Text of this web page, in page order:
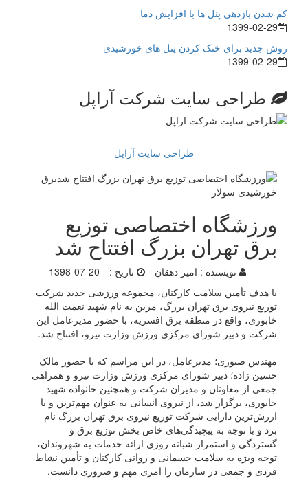
کم شدن بازدهی پنل ها با افزایش دما
1399-02-29
روش جدید برای خنک کردن پنل های خورشیدی
1399-02-29
طراحی سایت شرکت آراپل
طراحی سایت آراپل
ورزشگاه اختصاصی توزیع
برق تهران بزرگ افتتاح شد
نویسنده : امیر دهقان تاریخ :
1398-07-20
با هدف تأمین سلامت کارکنان، مجموعه ورزشی جدید شرکت
توزیع نیروی برق تهران بزرگ، مزین به نام شهید نعمت الله
خابوری، واقع در منطقه برق افسریه، با حضور مدیرعامل این
شرکت و دبیر شورای مرکزی ورزش وزارت نیرو، افتتاح شد.
مهندس صبوری؛ مدیرعامل، در این مراسم که با حضور مالک
حسین زاده؛ دبیر شورای مرکزی ورزش وزارت نیرو و همراهی
جمعی از معاونان و مدیران شرکت و همچنین خانواده شهید
خابوری، برگزار شد، از نیروی انسانی به عنوان مهم‌ترین و با
ارزش‌ترین دارایی شرکت توزیع نیروی برق تهران بزرگ نام
برد و با توجه به پیچیدگی‌های خاص بخش توزیع برق و
گستردگی و استمرار شبانه روزی ارائه خدمات به شهروندان،
توجه ویژه به سلامت جسمانی و روانی کارکنان و تأمین نشاط
فردی و جمعی در سازمان را امری مهم و ضروری دانست.